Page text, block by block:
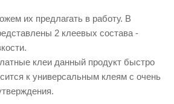
их предлагать в работу. В
2 клеевых состава -
клеи данный продукт быстро
к универсальным клеям с очень